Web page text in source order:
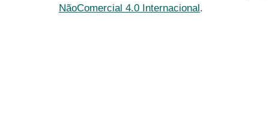
NãoComercial 4.0 Internacional.